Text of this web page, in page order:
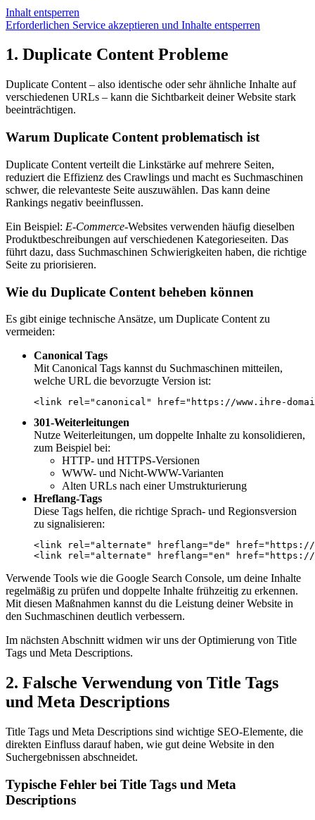
Inhalt entsperren
Erforderlichen Service akzeptieren und Inhalte entsperren
1. Duplicate Content Probleme
Duplicate Content – also identische oder sehr ähnliche Inhalte auf
verschiedenen URLs – kann die Sichtbarkeit deiner Website stark
beeinträchtigen.
Warum Duplicate Content problematisch ist
Duplicate Content verteilt die Linkstärke auf mehrere Seiten,
reduziert die Effizienz des Crawlings und macht es Suchmaschinen
schwer, die relevanteste Seite auszuwählen. Das kann deine
Rankings negativ beeinflussen.
Ein Beispiel: E-Commerce-Websites verwenden häufig dieselben
Produktbeschreibungen auf verschiedenen Kategorieseiten. Das
führt dazu, dass Suchmaschinen Schwierigkeiten haben, die richtige
Seite zu priorisieren.
Wie du Duplicate Content beheben können
Es gibt einige technische Ansätze, um Duplicate Content zu
vermeiden:
Canonical Tags
Mit Canonical Tags kannst du Suchmaschinen mitteilen,
welche URL die bevorzugte Version ist:
301-Weiterleitungen
Nutze Weiterleitungen, um doppelte Inhalte zu konsolidieren,
zum Beispiel bei:
HTTP- und HTTPS-Versionen
WWW- und Nicht-WWW-Varianten
Alten URLs nach einer Umstrukturierung
Hreflang-Tags
Diese Tags helfen, die richtige Sprach- und Regionsversion
zu signalisieren:
<link rel="alternate" hreflang="de" href="https://
Verwende Tools wie die Google Search Console, um deine Inhalte
regelmäßig zu prüfen und doppelte Inhalte frühzeitig zu erkennen.
Mit diesen Maßnahmen kannst du die Leistung deiner Website in
den Suchmaschinen deutlich verbessern.
Im nächsten Abschnitt widmen wir uns der Optimierung von Title
Tags und Meta Descriptions.
2. Falsche Verwendung von Title Tags
und Meta Descriptions
Title Tags und Meta Descriptions sind wichtige SEO-Elemente, die
direkten Einfluss darauf haben, wie gut deine Website in den
Suchergebnissen abschneidet.
Typische Fehler bei Title Tags und Meta
Descriptions